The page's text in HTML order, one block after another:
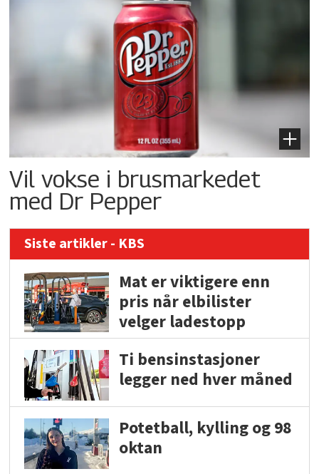
Vil vokse i brusmarkedet
med Dr Pepper
Siste artikler - KBS
Mat er viktigere enn
pris når elbilister
velger ladestopp
Ti bensinstasjoner
legger ned hver måned
Potetball, kylling og 98
oktan